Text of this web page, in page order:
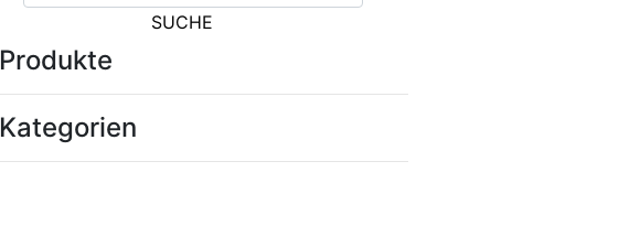
SUCHE
Produkte
Kategorien